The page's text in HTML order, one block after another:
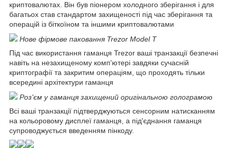
криптовалютах. Він був піонером холодного зберігання і для
багатьох став стандартом захищеності під час зберігання та
операцій із біткоїном та іншими криптовалютами
Нове фірмове паковання Trezor Model T
Під час використання гаманця Trezor ваші транзакції безпечні
навіть на незахищеному комп'ютері завдяки сучасній
криптографії та закритим операціям, що проходять тільки
всередині архітектури гаманця
Роз'єм у гаманця захищений оригінальною голограмою
Всі ваші транзакції підтверджуються сенсорним натисканням
на кольоровому дисплеї гаманця, а під'єднання гаманця
супроводжується введенням пінкоду.